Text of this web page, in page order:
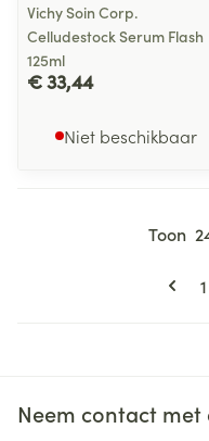
Vichy Soin Corp.
Celludestock Serum Flash
125ml
€ 33,44
Niet beschikbaar
1
Toon
Neem contact met